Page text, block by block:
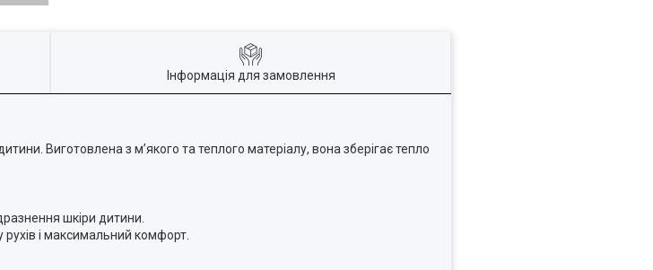
Інформація для замовлення
Виготовлена з м’якого та теплого матеріалу, вона зберігає тепло
шкіри дитини.
і максимальний комфорт.